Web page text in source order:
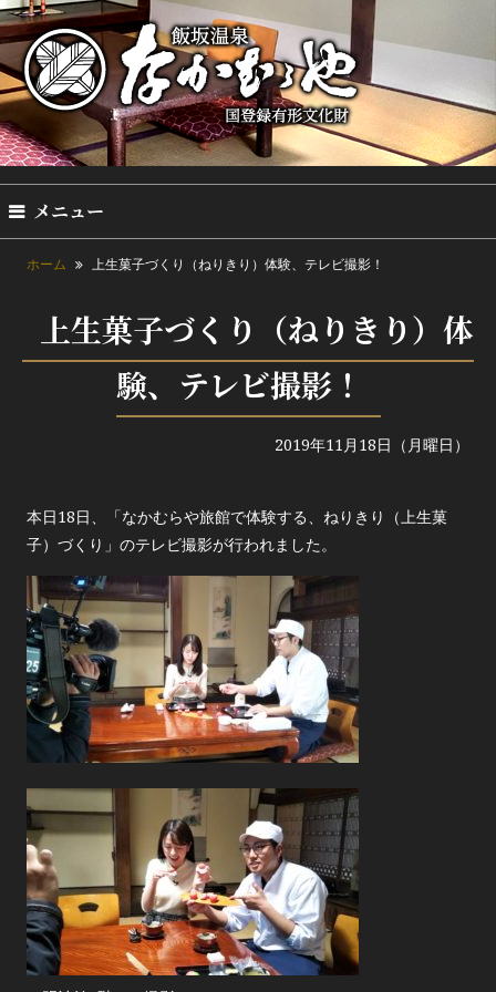
メニュー
ホーム 上生菓子づくり（ねりきり）体験、テレビ撮影！
上生菓子づくり（ねりきり）体
験、テレビ撮影！
2019年11月18日（月曜日）
本日18日、「なかむらや旅館で体験する、ねりきり（上生菓
子）づくり」のテレビ撮影が行われました。